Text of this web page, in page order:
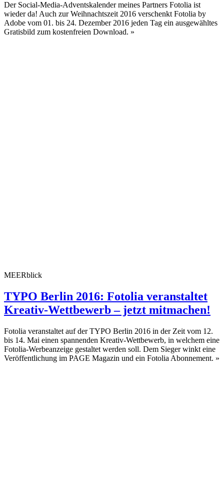
Der Social-Media-Adventskalender meines Partners Fotolia ist
wieder da! Auch zur Weihnachtszeit 2016 verschenkt Fotolia by
Adobe vom 01. bis 24. Dezember 2016 jeden Tag ein ausgewähltes
Gratisbild zum kostenfreien Download. »
MEERblick
TYPO Berlin 2016: Fotolia veranstaltet
Kreativ-Wettbewerb – jetzt mitmachen!
Fotolia veranstaltet auf der TYPO Berlin 2016 in der Zeit vom 12.
bis 14. Mai einen spannenden Kreativ-Wettbewerb, in welchem eine
Fotolia-Werbeanzeige gestaltet werden soll. Dem Sieger winkt eine
Veröffentlichung im PAGE Magazin und ein Fotolia Abonnement. »